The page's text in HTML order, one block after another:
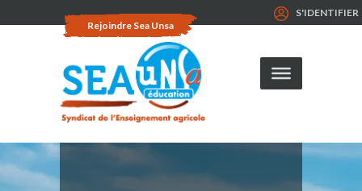
Rejoindre Sea Unsa
S'IDENTIFIER